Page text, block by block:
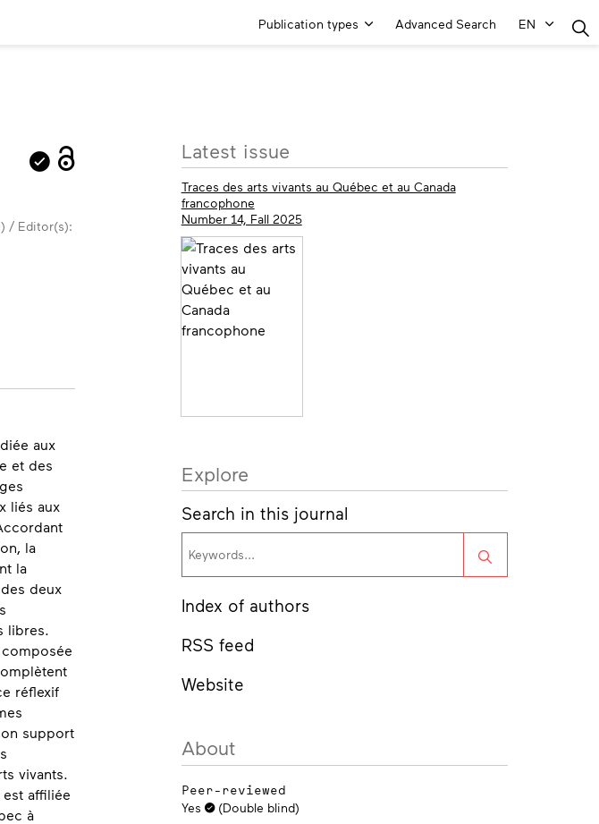
Main
Publication types Advanced Search EN
/ Editor(s):
aux
et des
liés aux
la
la
deux
libres.
réflexif
support
vivants.
affiliée
à
More
info
Latest issue
Traces des arts vivants au Québec et au Canada
francophone
Number 14, Fall 2025
Explore
Search in this journal
Search
Index of authors
RSS feed
Website
About
Peer-reviewed
Yes (Double blind)